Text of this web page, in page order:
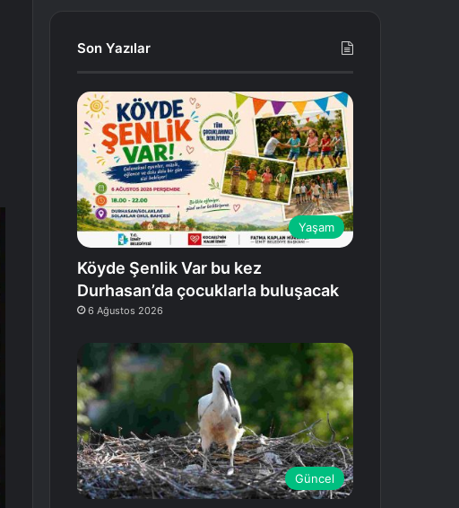
Son Yazılar
Yaşam
Köyde Şenlik Var bu kez
Durhasan’da çocuklarla buluşacak
6 Ağustos 2026
Güncel